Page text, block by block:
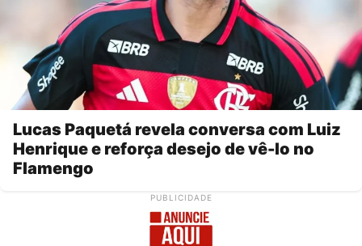
Lucas Paquetá revela conversa com Luiz
Henrique e reforça desejo de vê-lo no
Flamengo
PUBLICIDADE